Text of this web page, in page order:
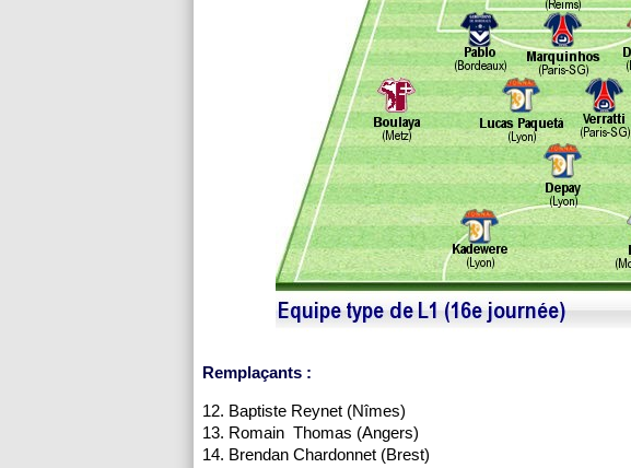
Remplaçants :
12. Baptiste Reynet (Nîmes)
13. Romain Thomas (Angers)
14. Brendan Chardonnet (Brest)